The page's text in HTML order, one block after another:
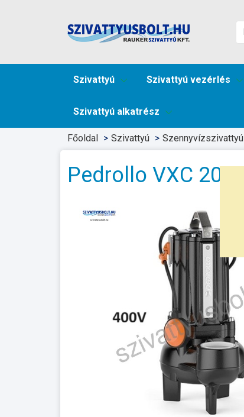
Szivattyú Szivattyú vezérlés
Szivattyú alkatrész
Főoldal Szivattyú Szennyvízszivattyú
Pedrollo VXC 20/65